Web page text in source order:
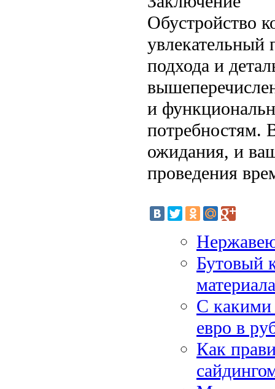
Обустройство
увлекательный
подхода и
и
потребностям.
ожидания, и
проведения
Бутовый
материала
С какими
евро в
Как